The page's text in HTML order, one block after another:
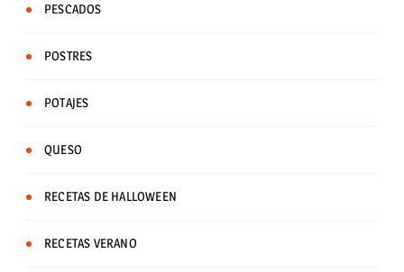
PESCADOS
POSTRES
POTAJES
QUESO
RECETAS DE HALLOWEEN
RECETAS VERANO